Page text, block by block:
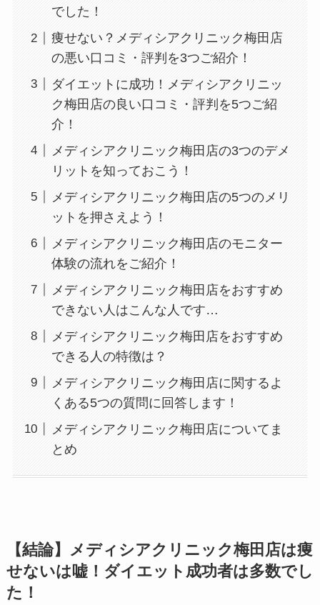
でした！
痩せない？メディシアクリニック梅田店
の悪い口コミ・評判を3つご紹介！
ダイエットに成功！メディシアクリニッ
ク梅田店の良い口コミ・評判を5つご紹
介！
メディシアクリニック梅田店の3つのデメ
リットを知っておこう！
メディシアクリニック梅田店の5つのメリ
ットを押さえよう！
メディシアクリニック梅田店のモニター
体験の流れをご紹介！
メディシアクリニック梅田店をおすすめ
できない人はこんな人です…
メディシアクリニック梅田店をおすすめ
できる人の特徴は？
メディシアクリニック梅田店に関するよ
くある5つの質問に回答します！
メディシアクリニック梅田店についてま
とめ
【結論】メディシアクリニック梅田店は痩
せないは嘘！ダイエット成功者は多数でし
た！